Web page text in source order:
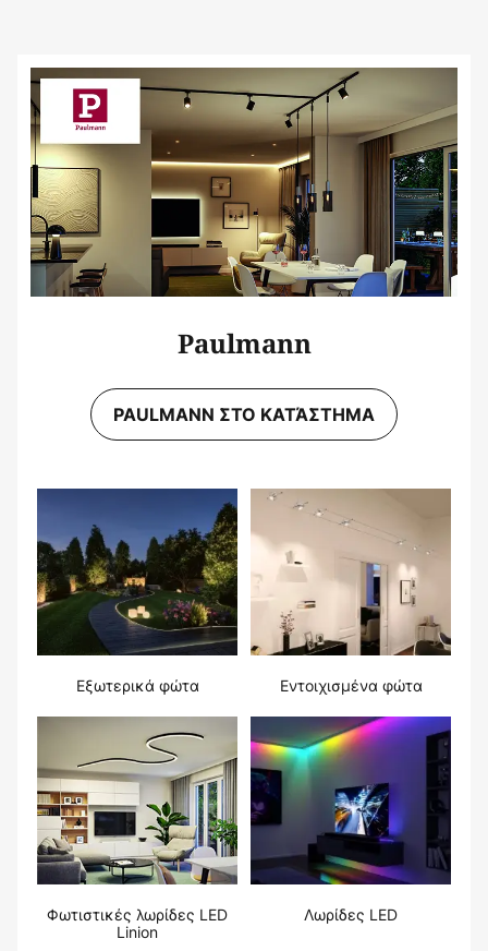
Paulmann
PAULMANN ΣΤΟ ΚΑΤΆΣΤΗΜΑ
Εξωτερικά φώτα Εντοιχισμένα φώτα
Φωτιστικές λωρίδες LED
Linion
Λωρίδες LED